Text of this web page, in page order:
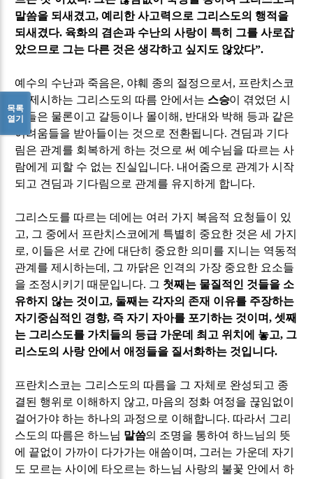
말씀을 되새겼고, 예리한 사고력으로 그리스도의 행적을
되새겼다. 육화의 겸손과 수난의 사랑이 특히 그를 사로잡
았으므로 그는 다른 것은 생각하고 싶지도 않았다”.
예수의 수난과 죽음은, 야훼 종의 절정으로서 , 프란치스코
가 제시하는 그리스도의 따름 안에서는 스승이 겪었던 시
련들은 물론이고 갈등이나 몰이해 , 반대와 박해 등과 같은
어려움들을 받아들이는 것으로 전환됩니다. 견딤과 기다
림은 관계를 회복하게 하는 것으로 써 예수님을 따르는 사
람에게 피할 수 없는 진실입니다. 내어줌으로 관계가 시작
되고 견딤과 기다림으로 관계를 유지하게 합니다.
그리스도를 따르는 데에는 여러 가지 복음적 요청들이 있
고, 그 중에서 프란치스코에게 특별히 중요한 것은 세 가지
로, 이들은 서로 간에 대단히 중요한 의미를 지니는 역동적
관계를 제시하는데 , 그 까닭은 인격의 가장 중요한 요소들
을 조정시키기 때문입니다. 그 첫째는 물질적인 것들을 소
유하지 않는 것이고, 둘째는 각자의 존재 이유를 주장하는
자기중심적인 경향, 즉 자기 자아를 포기하는 것이며,셋째
는 그리스도를 가치들의 등급 가운데 최고 위치에 놓고, 그
리스도의 사랑 안에서 애정들을 질서화하는 것입니다.
프란치스코는 그리스도의 따름을 그 자체로 완성되고 종
결된 행위로 이해하지 않고, 마음의 정화 여정을 끊임없이
걸어가야 하는 하나의 과정으로 이해합니다. 따라서 그리
스도의 따름은 하느님 말씀의 조명을 통하여 하느님의 뜻
에 끝없이 가까이 다가가는 애씀이며 , 그러는 가운데 자기
도 모르는 사이에 타오르는 하느님 사랑의 불꽃 안에서 하
목록
열기